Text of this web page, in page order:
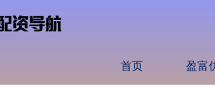
首页 盈富